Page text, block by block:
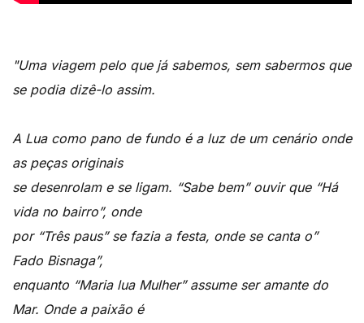
"Uma viagem pelo que já sabemos, sem sabermos que
se podia dizê-lo assim.
A Lua como pano de fundo é a luz de um cenário onde
as peças originais
se desenrolam e se ligam. “Sabe bem” ouvir que “Há
vida no bairro”, onde
por “Três paus” se fazia a festa, onde se canta o”
Fado Bisnaga”,
enquanto “Maria lua Mulher” assume ser amante do
Mar. Onde a paixão é